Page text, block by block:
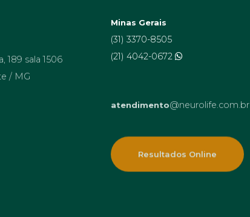
/ MG
Minas Gerais
(31) 3370-8505
(21) 4042-0672
atendimento@neurolife.com.br